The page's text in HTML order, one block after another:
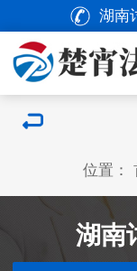
湖南
位置：
湖南